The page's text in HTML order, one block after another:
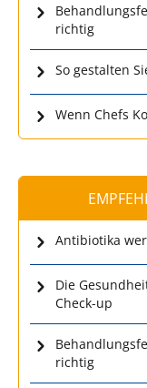
richtig
So gestalten
Wenn Chefs
Antibiotika
Die
Check-up
richtig